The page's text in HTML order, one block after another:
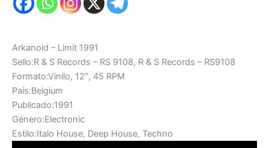
Arkanoid – Limit 1991
Sello:R & S Records – RS 9108, R & S Records – RS9108
Formato:Vinilo, 12″, 45 RPM
País:Belgium
Publicado:1991
Género:Electronic
Estilo:Italo House, Deep House, Techno